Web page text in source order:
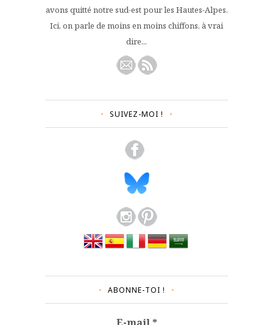
avons quitté notre sud-est pour les Hautes-Alpes.
Ici, on parle de moins en moins chiffons, à vrai
dire...
SUIVEZ-MOI !
ABONNE-TOI !